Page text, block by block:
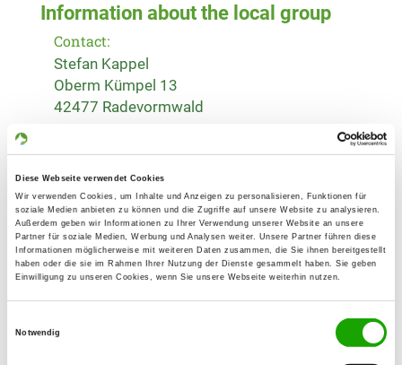
Diese Webseite verwendet Cookies
Wir verwenden Cookies, um Inhalte und Anzeigen zu personalisieren, Funktionen für
soziale Medien anbieten zu können und die Zugriffe auf unsere Website zu analysieren.
Außerdem geben wir Informationen zu Ihrer Verwendung unserer Website an unsere
Partner für soziale Medien, Werbung und Analysen weiter. Unsere Partner führen diese
Informationen möglicherweise mit weiteren Daten zusammen, die Sie ihnen bereitgestellt
haben oder die sie im Rahmen Ihrer Nutzung der Dienste gesammelt haben. Sie geben
Einwilligung zu unseren Cookies, wenn Sie unsere Webseite weiterhin nutzen.
Notwendig
Information about the local group
Contact:
Stefan Kappel
Oberm Kümpel 13
42477 Radevormwald
Kreuzweg
58285 Gevelsberg
Fax:
02195 9399298
Handy:
E-Mail: